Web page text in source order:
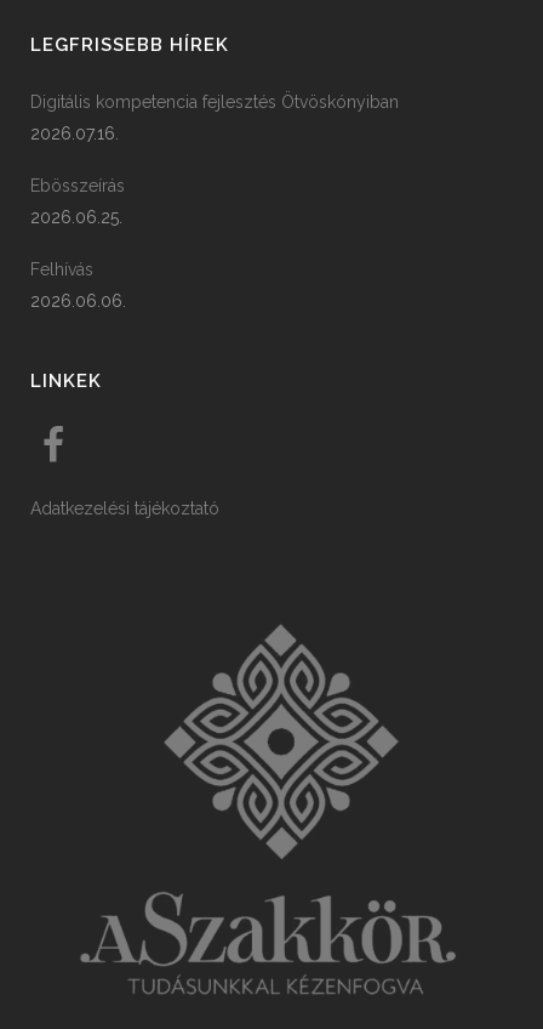
LEGFRISSEBB HÍREK
Digitális kompetencia fejlesztés Ötvöskónyiban
2026.07.16.
Ebösszeírás
2026.06.25.
Felhívás
2026.06.06.
LINKEK
Adatkezelési tájékoztató